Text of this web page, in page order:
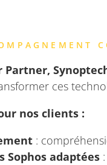
Partner,
ces
nos clients :
:
Sophos adaptées